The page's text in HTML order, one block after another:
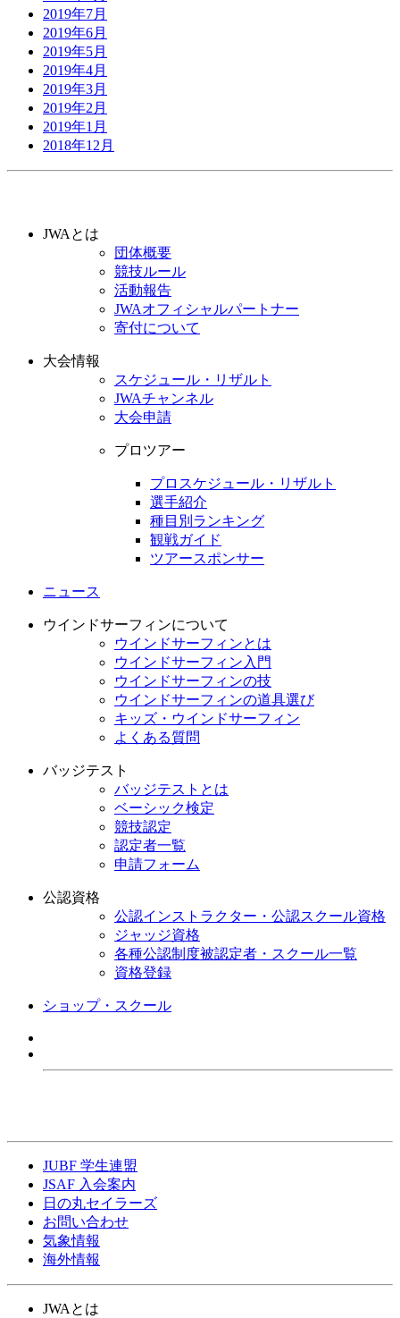
2019年7月
2019年6月
2019年5月
2019年4月
2019年3月
2019年2月
2019年1月
2018年12月
JWAとは
団体概要
競技ルール
活動報告
JWAオフィシャルパートナー
寄付について
大会情報
スケジュール・リザルト
JWAチャンネル
大会申請
プロツアー
プロスケジュール・リザルト
選手紹介
種目別ランキング
観戦ガイド
ツアースポンサー
ニュース
ウインドサーフィンについて
ウインドサーフィンとは
ウインドサーフィン入門
ウインドサーフィンの技
ウインドサーフィンの道具選び
キッズ・ウインドサーフィン
よくある質問
バッジテスト
バッジテストとは
ベーシック検定
競技認定
認定者一覧
申請フォーム
公認資格
公認インストラクター・公認スクール資格
ジャッジ資格
各種公認制度被認定者・スクール一覧
資格登録
ショップ・スクール
JUBF 学生連盟
JSAF 入会案内
日の丸セイラーズ
お問い合わせ
気象情報
海外情報
JWAとは